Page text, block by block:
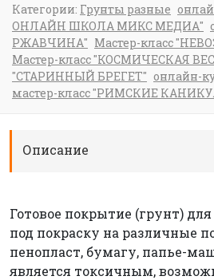
Категории: Грунты разные
ОНЛАЙН ШКОЛА МИКС МЕДИА"
РЖАВЧИНА" Мастер-класс
Мастер-класс "КОСМИЧЕСКАЯ
"СТАРИННЫЙ БРЕГЕТ" онлайн-
мастер-класс "РИМСКИЕ
Описание
Готовое покрытие (грунт)
под покраску на различные
пенопласт, бумагу, папье-
является токсичным,